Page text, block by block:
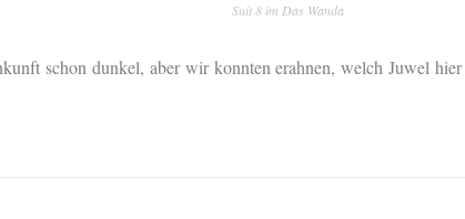
Suit 8 im Das Wanda
schon dunkel, aber wir konnten erahnen, welch Juwel